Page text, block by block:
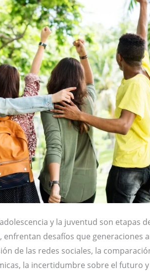
adolescencia y la juventud son etapas
desafíos que generaciones
de las redes sociales, la
la incertidumbre sobre el futuro